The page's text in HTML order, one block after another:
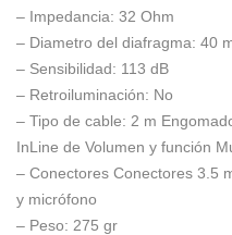
– Impedancia: 32 Ohm
– Diametro del diafragma: 40
– Sensibilidad: 113 dB
– Retroiluminación: No
– Tipo de cable: 2 m
InLine de Volumen y función
– Conectores Conectores 3.5
y micrófono
– Peso: 275 gr